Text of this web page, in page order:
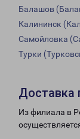
Балашов
Калининск
Самойловка
Турки
Доставка
Из филиала в